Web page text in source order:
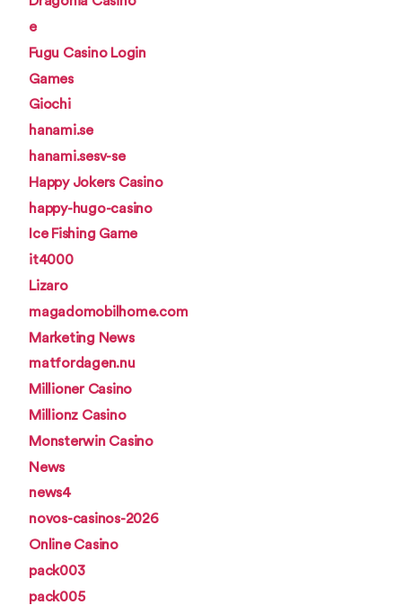
e
Fugu Casino Login
Games
Giochi
hanami.se
hanami.sesv-se
Happy Jokers Casino
happy-hugo-casino
Ice Fishing Game
it4000
Lizaro
magadomobilhome.com
Marketing News
matfordagen.nu
Millioner Casino
Millionz Casino
Monsterwin Casino
News
news4
novos-casinos-2026
Online Casino
pack003
pack005